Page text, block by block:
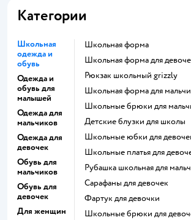
Категории
Школьная
одежда и
обувь
Одежда и
обувь для
малышей
Одежда для
мальчиков
Одежда для
девочек
Обувь для
мальчиков
Обувь для
девочек
Для женщин
Школьная форма
Школьная форма для
Рюкзак школьный grizzly
Школьная форма для
Школьные брюки для
Детские блузки для школы
Школьные юбки для
Школьные платья для
Рубашка школьная для
Сарафаны для девочек
Фартук для девочки
Школьные брюки для